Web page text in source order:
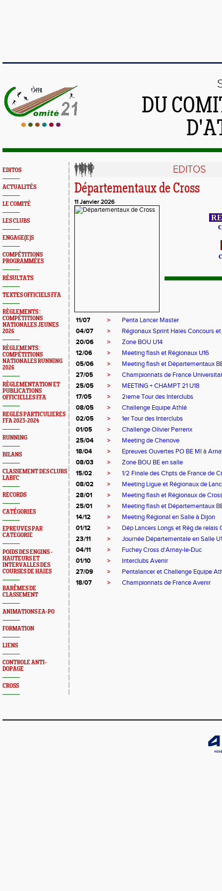
DU
EDITOS
ACTUALITÉS
LE COMITÉ
LES CLUBS
ENGAGE(E)S
COMPÉTITIONS
PROGRAMMÉES
RÉSULTATS
TEXTES OFFICIELS FFA
RÈGLEMENTS :
COMPÉTITIONS
NATIONALES JEUNES
2026
RÈGLEMENTS :
COMPÉTITIONS
NATIONALES RUNNING
2026
RÈGLEMENTATION ET
PUBLICATIONS
OFFICIELLES FFA
REGLES PARTICULIERES
FFA 2023-2024
RUNNING
BILANS
CLASSEMENT DES CLUBS
LABFC
RECORDS
CATÉGORIES
EPREUVES PAR
CATEGORIE
POIDS DES ENGINS -
HAUTEURS ET
INTERVALLES DES
COURSES DE HAIES
BARÊMES DE
CLASSEMENT
ANIMATIONS EA-PO
FORMATION
LIENS
CONTROLE ANTI-
DOPAGE
CROSS
EDITOS
Départementaux de Cross
11 Janvier 2026
11/07 >
Penta Lancer Master
04/07
>
Régionaux Sprint Haies Concours
20/06
>
Zone BOU U14
12/06
>
Meeting flash et Régionaux U16
05/06
>
Meeting flash et Départementaux
27/05
>
Championnats de France
25/05
>
MEETING + CHAMPT 21 U18
17/05
>
2ieme Tour des Interclubs
08/05
>
Challenge Equipe Athlé
02/05
>
1er Tour des Interclubs
01/05
>
Challenge Olivier Perrenx
25/04
>
Meeting de Chenove
18/04
>
Epreuves Ouvertes PO BE MI à
08/03
>
Zone BOU BE en salle
15/02
>
1/2 Finale des Chpts de France de
08/02
>
Meeting Ligue et Régionaux de
28/01
>
Meeting flash et Régionaux de
25/01
>
Meeting flash et Départementaux
14/12
>
Meeting Régional en Salle à Dijon
01/12
>
Dép Lancers Longs et Rég de relais
23/11
>
Journée Départementale en Salle
04/11
>
Fuchey Cross d'Arnay-le-Duc
01/10
>
Interclubs Avenir
27/09
>
Pentalancer et Challenge Equipe
18/07
> Championnats de France Avenir